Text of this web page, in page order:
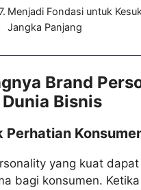
Menjadi Fondasi untuk
Jangka Panjang
Brand
Bisnis
Perhatian
yang kuat
bagi konsumen.